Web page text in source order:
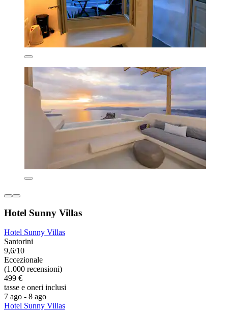
Hotel Sunny Villas
Hotel Sunny Villas
Santorini
9,6/10
Eccezionale
(1.000 recensioni)
499 €
tasse e oneri inclusi
7 ago - 8 ago
Hotel Sunny Villas